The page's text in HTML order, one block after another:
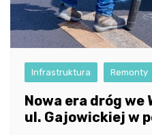
Infrastruktura Remonty
Nowa era dróg we
ul. Gajowickiej w